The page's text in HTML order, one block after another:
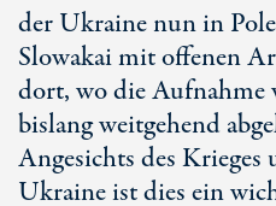
der Ukraine nun in
Slowakai mit offenen
dort, wo die
bislang weitgehend
Angesichts des
Ukraine ist dies ein